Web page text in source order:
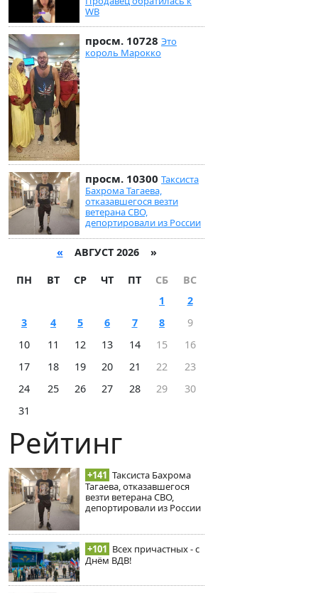
WB
просм. 10728 Это
король Марокко
просм. 10300 Таксиста
Бахрома Тагаева,
отказавшегося везти
ветерана СВО,
депортировали из России
« АВГУСТ 2026 »
ПН ВТ СР ЧТ ПТ СБ
ВС
1
2
3
4 5 6 7 8
9
10
11 12 13 14 15
16
17
18 19 20 21 22
23
24
25 26 27 28 29
30
31
Рейтинг
+141 Таксиста Бахрома
Тагаева, отказавшегося
везти ветерана СВО,
депортировали из России
+101 Всех причастных - с
Днём ВДВ!